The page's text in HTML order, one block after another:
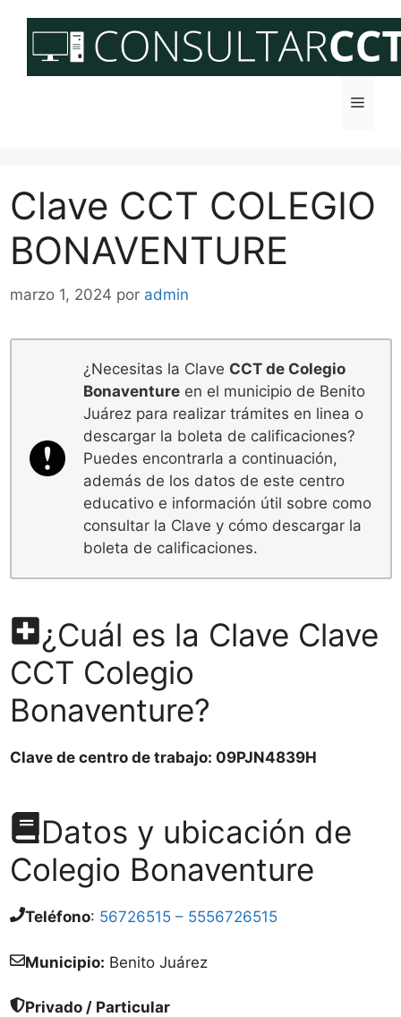
contenido
Menú
Clave CCT COLEGIO
BONAVENTURE
marzo 1, 2024 por admin
¿Necesitas la Clave CCT de Colegio
Bonaventure en el municipio de Benito
Juárez para realizar trámites en linea o
descargar la boleta de calificaciones?
Puedes encontrarla a continuación,
además de los datos de este centro
educativo e información útil sobre como
consultar la Clave y cómo descargar la
boleta de calificaciones.
¿Cuál es la Clave Clave
CCT Colegio
Bonaventure?
Clave de centro de trabajo: 09PJN4839H
Datos y ubicación de
Colegio Bonaventure
Teléfono: 56726515 – 5556726515
Municipio: Benito Juárez
Privado / Particular